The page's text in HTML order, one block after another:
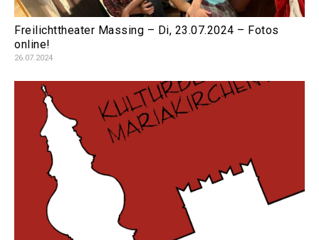
Freilichttheater Massing – Di, 23.07.2024 – Fotos
online!
26.07.2024